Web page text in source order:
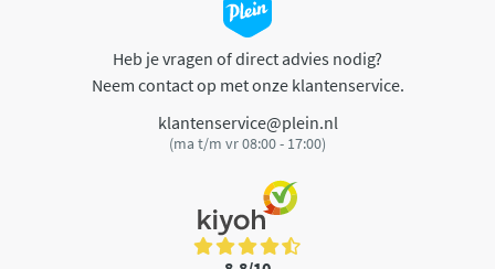
Heb je vragen of direct advies nodig?
Neem contact op met onze klantenservice.
klantenservice@plein.nl
(ma t/m vr 08:00 - 17:00)